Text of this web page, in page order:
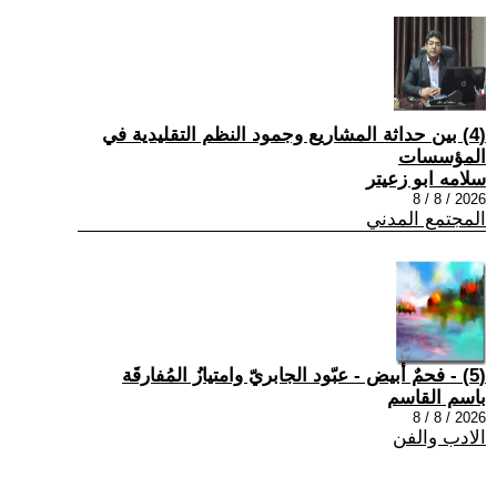
(4) بين حداثة المشاريع وجمود النظم التقليدية في
المؤسسات
سلامه ابو زعيتر
2026 / 8 / 8
المجتمع المدني
(5) - فحمٌ أبيض - عبّود الجابريّ وامتيازُ المُفارقَة
باسم القاسم
2026 / 8 / 8
الادب والفن